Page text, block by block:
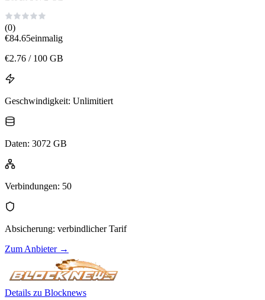
(0)
€84.65einmalig
€2.76 / 100 GB
Geschwindigkeit: Unlimitiert
Daten: 3072 GB
Verbindungen: 50
Absicherung: verbindlicher Tarif
Zum Anbieter→
Details zu Blocknews